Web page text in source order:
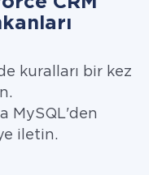
kuralları bir kez
MySQL'den
iletin.